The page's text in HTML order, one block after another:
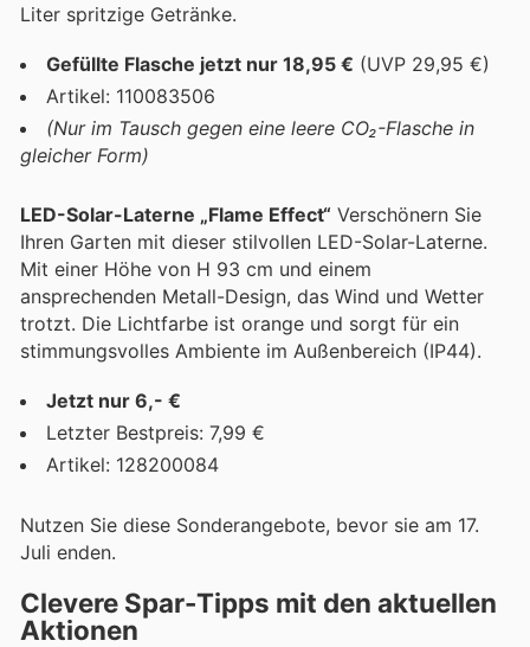
Liter spritzige Getränke.
Gefüllte Flasche jetzt nur 18,95 € (UVP 29,95 €)
Artikel: 110083506
(Nur im Tausch gegen eine leere CO₂-Flasche in
gleicher Form)
LED-Solar-Laterne „Flame Effect“ Verschönern Sie
Ihren Garten mit dieser stilvollen LED-Solar-Laterne.
Mit einer Höhe von H 93 cm und einem
ansprechenden Metall-Design, das Wind und Wetter
trotzt. Die Lichtfarbe ist orange und sorgt für ein
stimmungsvolles Ambiente im Außenbereich (IP44).
Jetzt nur 6,- €
Letzter Bestpreis: 7,99 €
Artikel: 128200084
Nutzen Sie diese Sonderangebote, bevor sie am 17.
Juli enden.
Clevere Spar-Tipps mit den aktuellen
Aktionen